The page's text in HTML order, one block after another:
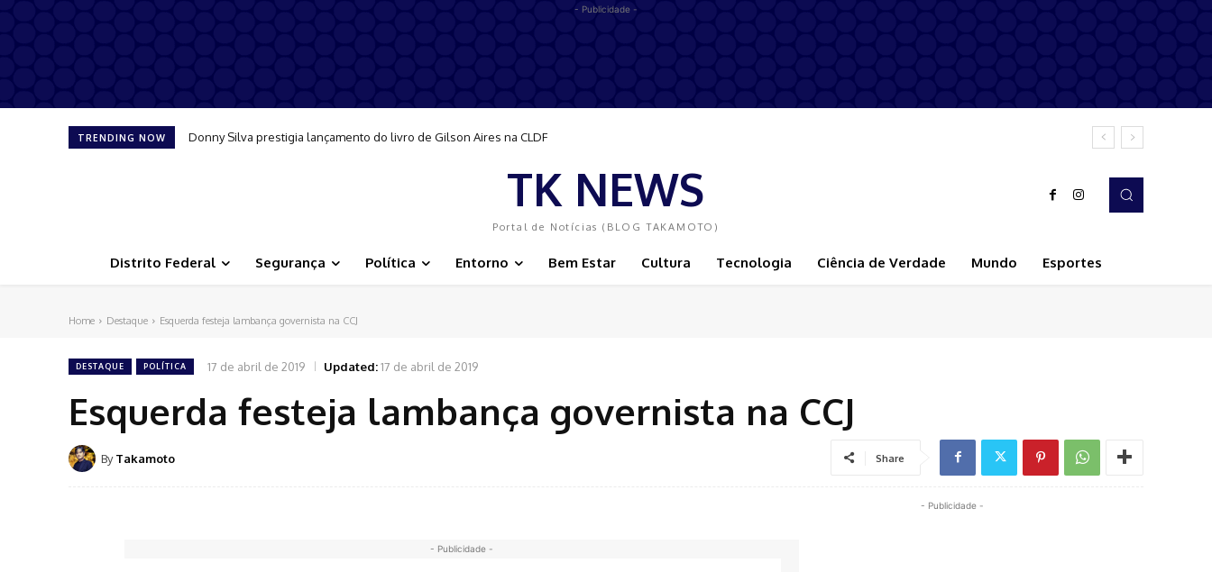
- Publicidade -
TRENDING NOW Donny Silva prestigia lançamento do livro de Gilson Aires na CLDF
TK NEWS
Portal de Notícias (BLOG TAKAMOTO)
Distrito Federal Segurança Política Entorno Bem Estar Cultura Tecnologia Ciência de Verdade Mundo Esportes
Home Destaque Esquerda festeja lambança governista na CCJ
DESTAQUE POLÍTICA 17 de abril de 2019 Updated:17 de abril de 2019
Esquerda festeja lambança governista na CCJ
By Takamoto Share
- Publicidade -
- Publicidade -